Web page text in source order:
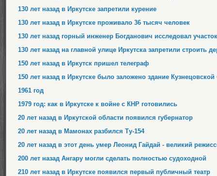
130 лет назад в Иркутске запретили курение
130 лет назад в Иркутске проживало 36 тысяч человек
130 лет назад горный инженер Богданович исследовал
130 лет назад на главной улице Иркутска запретили строить
150 лет назад в Иркутск пришел телеграф
150 лет назад в Иркутске было заложено здание
1961 год
1979 год: как в Иркутске к войне с КНР готовились
20 лет назад в Иркутской области появился губернатор
20 лет назад в Мамонах разбился Ту-154
20 лет назад в этот день умер Леонид Гайдай - великий
200 лет назад Ангару могли сделать полностью судоходной
210 лет назад в Иркутске появился первый публичный театр